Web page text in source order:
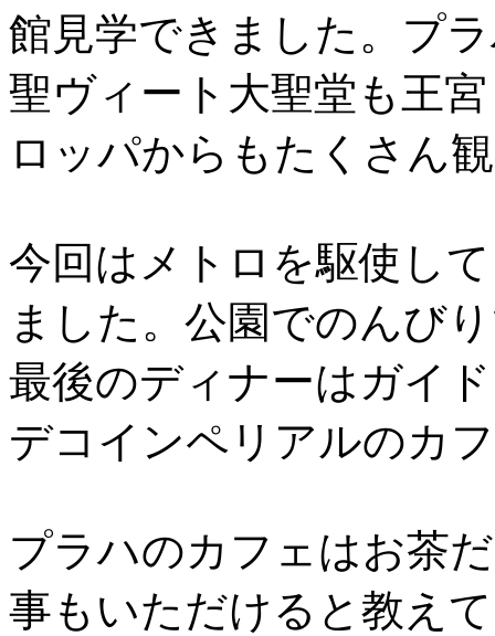
館見学できました。プ
聖ヴィート大聖堂も王
ロッパからもたくさん
今回はメトロを駆使し
ました。公園でのんび
最後のディナーはガイ
デコインペリアルのカ
プラハのカフェはお茶
事もいただけると教え